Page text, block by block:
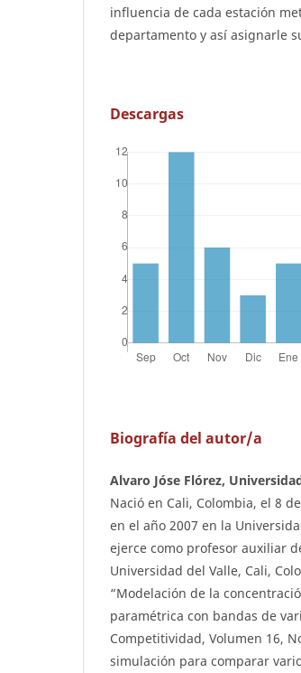
influencia de cada estación
departamento y así asignarle
Descargas
Biografía del autor/a
Alvaro Jóse Flórez,
Nació en Cali, Colombia, el 8
en el año 2007 en la
ejerce como profesor auxiliar
Universidad del Valle, Cali,
“Modelación de la
paramétrica con bandas de
Competitividad, Volumen 16,
simulación para comparar